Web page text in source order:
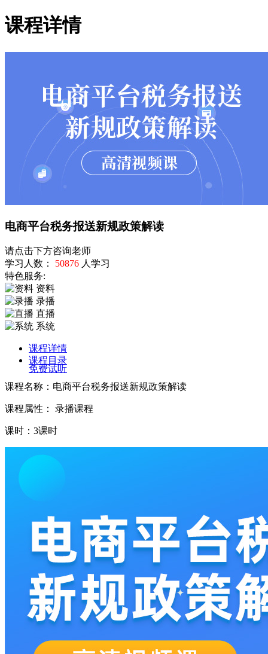
课程详情
电商平台税务报送新规政策解读
请点击下方咨询老师
学习人数：
50876 人学习
特色服务:
资料
录播
直播
系统
课程详情
课程目录
免费试听
课程名称：电商平台税务报送新规政策解读
课程属性： 录播课程
课时：3课时